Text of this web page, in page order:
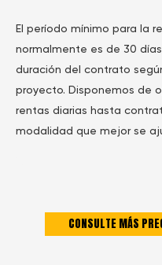
El período mínimo para la
normalmente es de 30
duración del contrato
proyecto. Disponemos de
rentas diarias hasta
modalidad que mejor se
CONSULTE MÁS